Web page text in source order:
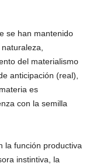
se han mantenido
del materialismo
anticipación (real),
es
con la semilla
la función productiva
instintiva, la